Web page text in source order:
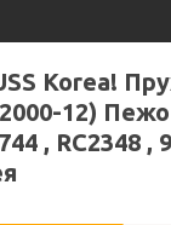
Korea!
12)
, RC2348 ,